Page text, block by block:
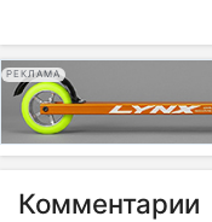
РЕКЛАМА
Комментарии